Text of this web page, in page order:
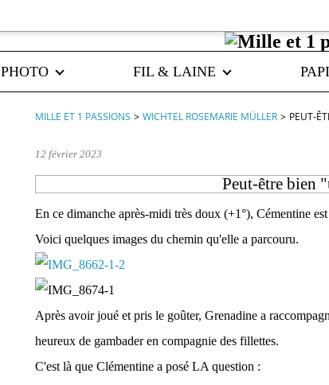
PHOTO FIL & LAINE
MILLE ET 1 PASSIONS > WICHTEL ROSEMARIE MÜLLER > PEUT-
12 février 2023
Peut-être bien
En ce dimanche après-midi très doux (+1°), Cémentine
Voici quelques images du chemin qu'elle a parcouru.
Après avoir joué et pris le goûter, Grenadine a
heureux de gambader en compagnie des fillettes.
C'est là que Clémentine a posé LA question :